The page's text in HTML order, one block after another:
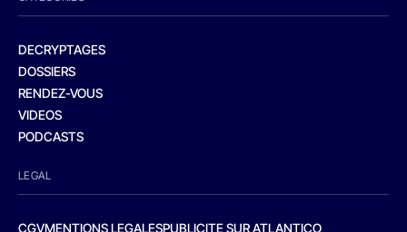
DECRYPTAGES
DOSSIERS
RENDEZ-VOUS
VIDEOS
PODCASTS
LEGAL
CGVMENTIONS LEGALESPUBLICITE SUR ATLANTICO